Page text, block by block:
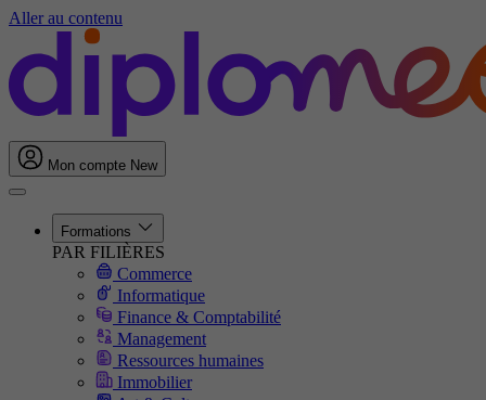
Aller au contenu
Mon compte New
Formations
PAR FILIÈRES
Commerce
Informatique
Finance & Comptabilité
Management
Ressources humaines
Immobilier